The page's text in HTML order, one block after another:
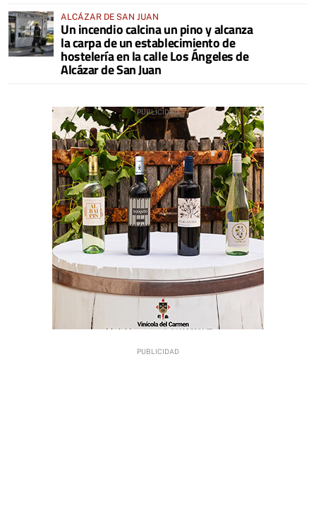
ALCÁZAR DE SAN JUAN
Un incendio calcina un pino y alcanza
la carpa de un establecimiento de
hostelería en la calle Los Ángeles de
Alcázar de San Juan